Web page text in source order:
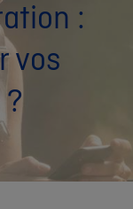
:
vos